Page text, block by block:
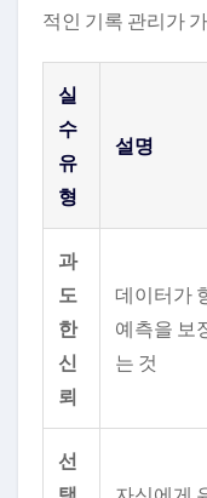
적인 기록 관리가
실
수
유
형
설명
과
도
한
신
뢰
데이터가
예측을 보
는 것
선